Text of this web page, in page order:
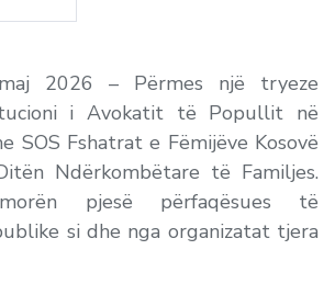
2026 – Përmes një tryeze
i Avokatit të Popullit në
SOS Fshatrat e Fëmijëve Kosovë
Ndërkombëtare të Familjes.
pjesë përfaqësues të
si dhe nga organizatat tjera